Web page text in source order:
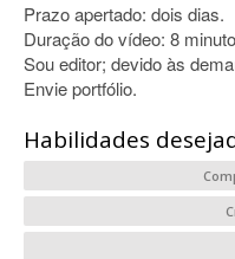
Prazo apertado: dois dias.
Duração do vídeo: 8
Sou editor; devido às
Envie portfólio.
Habilidades